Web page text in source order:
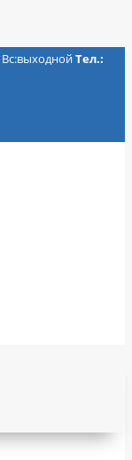
Вс:выходнойТел.: